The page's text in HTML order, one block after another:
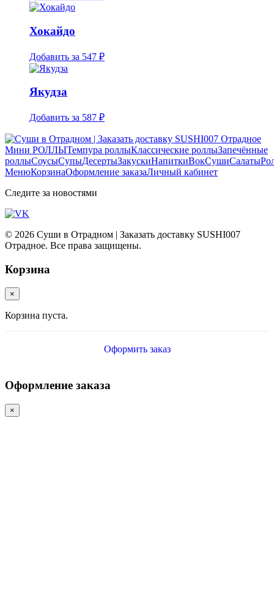
Хокайдо
Добавить за 547 ₽
Якудза
Добавить за 587 ₽
Мини РОЛЛЫТемпура роллыКлассические роллыЗапечённые
роллыСоусыСупыДесертыЗакускиНапиткиВокСушиСалаты
МенюКорзинаОформление заказаЛичный кабинет
Следите за новостями
© 2026 Суши в Отрадном | Заказать доставку SUSHI007
Отрадное. Все права защищены.
Корзина
×
Корзина пуста.
Оформить заказ
Оформление заказа
×